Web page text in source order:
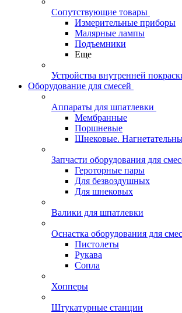
Сопутствующие товары
Измерительные приборы
Малярные лампы
Подъемники
Еще
Устройства внутренней
Оборудование для смесей
Аппараты для шпатлевки
Мембранные
Поршневые
Шнековые.
Запчасти оборудования для
Героторные пары
Для безвоздушных
Для шнековых
Валики для шпатлевки
Оснастка оборудования для
Пистолеты
Рукава
Сопла
Хопперы
Штукатурные станции